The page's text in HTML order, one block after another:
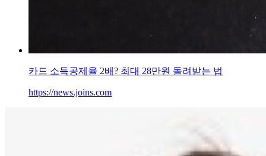
카드 소득공제율 2배? 최대 28만원 돌려받는 법
https://news.joins.com